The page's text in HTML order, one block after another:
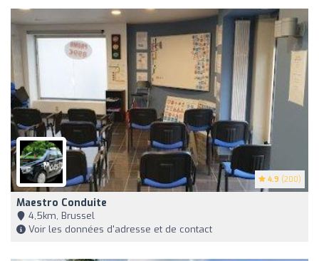
4.9 (200)
Maestro Conduite
4,5km, Brussel
Voir les données d'adresse et de contact